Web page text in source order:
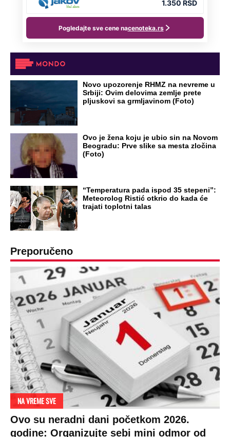
Novo upozorenje RHMZ na nevreme u
Srbiji: Ovim delovima zemlje prete
pljuskovi sa grmljavinom (Foto)
Ovo je žena koju je ubio sin na Novom
Beogradu: Prve slike sa mesta zločina
(Foto)
“Temperatura pada ispod 35 stepeni”:
Meteorolog Ristić otkrio do kada će
trajati toplotni talas
Preporučeno
NA VREME SVE
Ovo su neradni dani početkom 2026.
godine: Organizujte sebi mini odmor od